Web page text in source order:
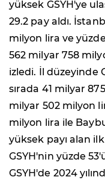
yüksek GSYH'ye
29.2 pay aldı.
milyon lira ve
562 milyar 758
izledi. İl düzeyinde
sırada 41 milyar
milyar 502 milyon
milyon lira ile
yüksek payı alan
GSYH'nin yüzde
GSYH'de 2024